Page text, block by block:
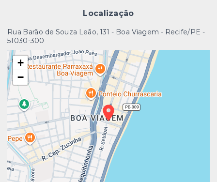
Localização
Rua Barão de Souza Leão, 131 - Boa Viagem - Recife/PE -
51030-300
+
−